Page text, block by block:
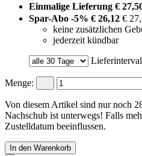
Einmalige Lieferung €
Spar-Abo -5% € 26,12 €
keine zusätzlichen
jederzeit kündbar
Menge:
Von diesem Artikel sind nur noch
Nachschub ist unterwegs! Falls
Zustelldatum beeinflussen.
In den Warenkorb